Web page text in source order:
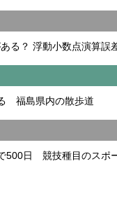
る？ 浮動小数点演算誤
福島県内の散歩道
500日 競技種目のスポ